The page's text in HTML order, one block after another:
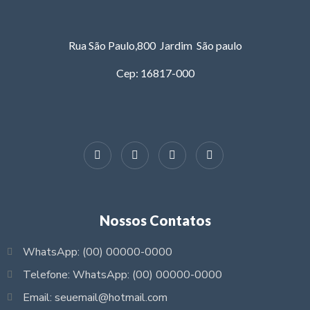
Rua São Paulo,800 Jardim São paulo
Cep: 16817-000
Nossos Contatos
WhatsApp: (00) 00000-0000
Telefone: WhatsApp: (00) 00000-0000
Email: seuemail@hotmail.com